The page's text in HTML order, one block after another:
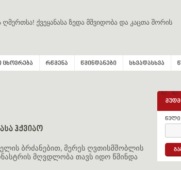
ქვეყანასა ზედა მშვიდობა და კაცთა შორის
ცხოვრება რწმენა წმინდანები სხვადასხვა
ჰქვიაო
ბრძანებით, მერეს ღვთისმშობლის
მღვდლობა თავს იდო წმინდა
წელი